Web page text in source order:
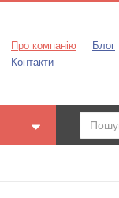
Про компанію Блог
Контакти